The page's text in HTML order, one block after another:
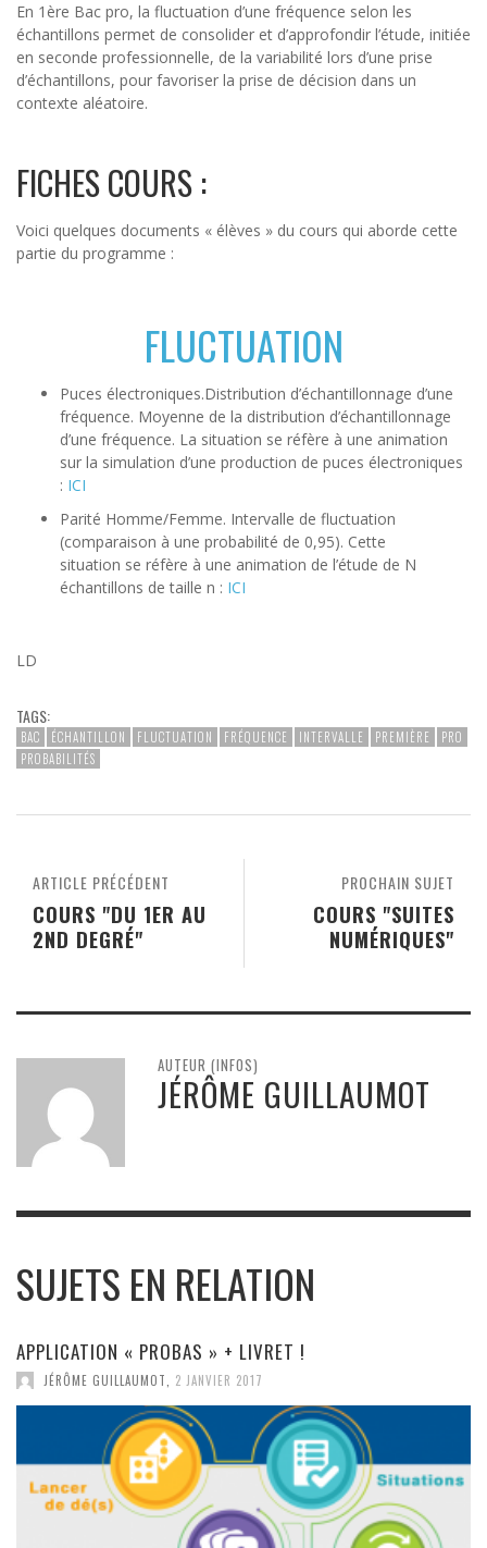
En 1ère Bac pro, la fluctuation d’une fréquence selon les
échantillons permet de consolider et d’approfondir l’étude, initiée
en seconde professionnelle, de la variabilité lors d’une prise
d’échantillons, pour favoriser la prise de décision dans un
contexte aléatoire.
FICHES COURS :
Voici quelques documents « élèves » du cours qui aborde cette
partie du programme :
FLUCTUATION
Puces électroniques.Distribution d’échantillonnage d’une
fréquence. Moyenne de la distribution d’échantillonnage
d’une fréquence. La situation se réfère à une animation
sur la simulation d’une production de puces électroniques
: ICI
Parité Homme/Femme. Intervalle de fluctuation
(comparaison à une probabilité de 0,95). Cette
situation se réfère à une animation de l’étude de N
échantillons de taille n : ICI
LD
TAGS:
BAC ÉCHANTILLON FLUCTUATION FRÉQUENCE INTERVALLE PREMIÈRE
PRO
PROBABILITÉS
PROCHAIN SUJET
COURS "SUITES
NUMÉRIQUES"
ARTICLE PRÉCÉDENT
COURS "DU 1ER AU
2ND DEGRÉ"
AUTEUR (INFOS)
JÉRÔME GUILLAUMOT
SUJETS EN RELATION
APPLICATION « PROBAS » + LIVRET !
JÉRÔME GUILLAUMOT 2 JANVIER 2017